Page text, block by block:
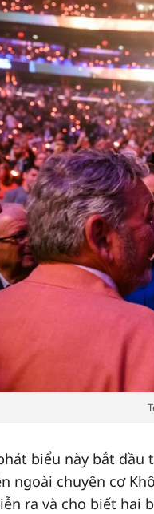
biểu này bắt đầu
ngoài chuyên cơ
ra và cho biết hai